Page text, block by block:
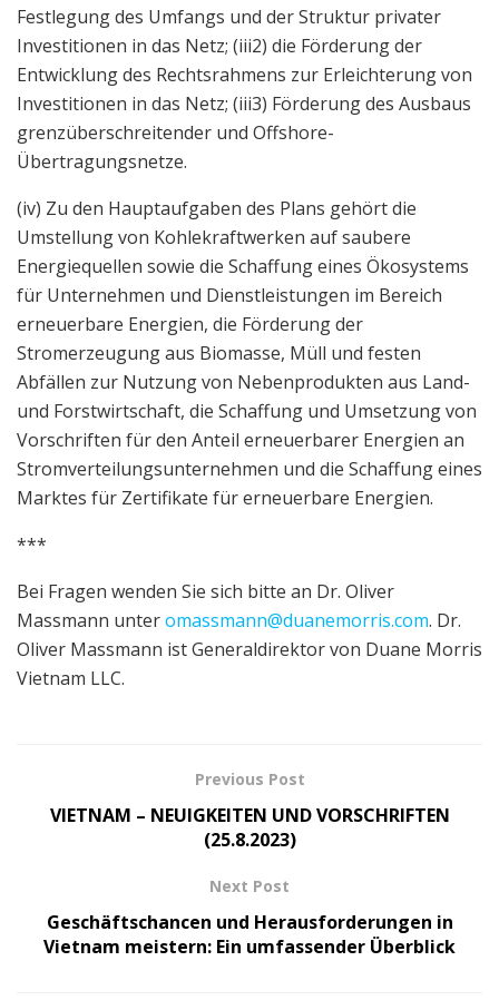
Festlegung des Umfangs und der Struktur privater
Investitionen in das Netz; (iii2) die Förderung der
Entwicklung des Rechtsrahmens zur Erleichterung von
Investitionen in das Netz; (iii3) Förderung des Ausbaus
grenzüberschreitender und Offshore-
Übertragungsnetze.
(iv) Zu den Hauptaufgaben des Plans gehört die
Umstellung von Kohlekraftwerken auf saubere
Energiequellen sowie die Schaffung eines Ökosystems
für Unternehmen und Dienstleistungen im Bereich
erneuerbare Energien, die Förderung der
Stromerzeugung aus Biomasse, Müll und festen
Abfällen zur Nutzung von Nebenprodukten aus Land-
und Forstwirtschaft, die Schaffung und Umsetzung von
Vorschriften für den Anteil erneuerbarer Energien an
Stromverteilungsunternehmen und die Schaffung eines
Marktes für Zertifikate für erneuerbare Energien.
***
Bei Fragen wenden Sie sich bitte an Dr. Oliver
Massmann unteromassmann@duanemorris.com. Dr.
Oliver Massmann ist Generaldirektor von Duane Morris
Vietnam LLC.
Previous Post
VIETNAM – NEUIGKEITEN UND VORSCHRIFTEN
(25.8.2023)
Next Post
Geschäftschancen und Herausforderungen in
Vietnam meistern: Ein umfassender Überblick